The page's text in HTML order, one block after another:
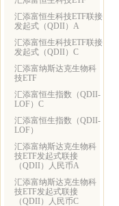
汇添富恒生科技ETF联接
发起式（QDII）A
汇添富恒生科技ETF联接
发起式（QDII）C
汇添富纳斯达克生物科
技ETF
汇添富恒生指数（QDII-
LOF）C
汇添富恒生指数（QDII-
LOF）
汇添富纳斯达克生物科
技ETF发起式联接
（QDII）人民币A
汇添富纳斯达克生物科
技ETF发起式联接
（QDII）人民币C